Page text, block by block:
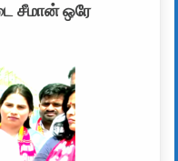
சீமான் ஒரே